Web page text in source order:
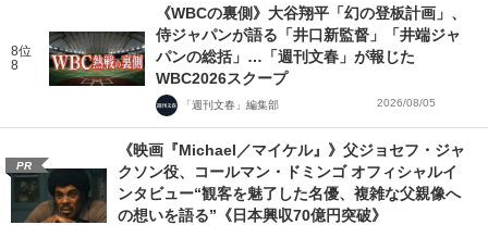
8位
8
《WBCの裏側》大谷翔平「幻の登板計画」、
侍ジャパンが語る「井口新監督」「井端ジャ
パンの総括」…「週刊文春」が報じた
WBC2026スクープ
「週刊文春」編集部 2026/08/05
PR
《映画『Michael／マイケル』》父ジョセフ・ジャ
クソン役、コールマン・ドミンゴ オフィシャルイ
ンタビュー“観客を魅了した名優、複雑な父親像へ
の想いを語る”《日本興収70億円突破》